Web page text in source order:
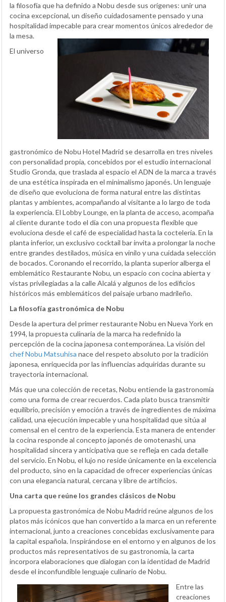
la filosofía que ha definido a Nobu desde sus orígenes: unir una
cocina excepcional, un diseño cuidadosamente pensado y una
hospitalidad impecable para crear momentos únicos alrededor de
la mesa.
El universo
gastronómico de Nobu Hotel Madrid se desarrolla en tres niveles
con personalidad propia, concebidos por el estudio internacional
Studio Gronda, que traslada al espacio el ADN de la marca a través
de una estética inspirada en el minimalismo japonés. Un lenguaje
de diseño que evoluciona de forma natural entre las distintas
plantas y ambientes, acompañando al visitante a lo largo de toda
la experiencia. El Lobby Lounge, en la planta de acceso, acompaña
al cliente durante todo el día con una propuesta flexible que
evoluciona desde el café de especialidad hasta la coctelería. En la
planta inferior, un exclusivo cocktail bar invita a prolongar la noche
entre grandes destilados, música en vinilo y una cuidada selección
de bocados. Coronando el recorrido, la planta superior alberga el
emblemático Restaurante Nobu, un espacio con cocina abierta y
vistas privilegiadas a la calle Alcalá y algunos de los edificios
históricos más emblemáticos del paisaje urbano madrileño.
La filosofía gastronómica de Nobu
Desde la apertura del primer restaurante Nobu en Nueva York en
1994, la propuesta culinaria de la marca ha redefinido la
percepción de la cocina japonesa contemporánea. La visión del
chef Nobu Matsuhisa nace del respeto absoluto por la tradición
japonesa, enriquecida por las influencias adquiridas durante su
trayectoria internacional.
Más que una colección de recetas, Nobu entiende la gastronomía
como una forma de crear recuerdos. Cada plato busca transmitir
equilibrio, precisión y emoción a través de ingredientes de máxima
calidad, una ejecución impecable y una hospitalidad que sitúa al
comensal en el centro de la experiencia. Esta manera de entender
la cocina responde al concepto japonés de omotenashi, una
hospitalidad sincera y anticipativa que se refleja en cada detalle
del servicio. En Nobu, el lujo no reside únicamente en la excelencia
del producto, sino en la capacidad de ofrecer experiencias únicas
con una elegancia natural, cercana y libre de artificios.
Una carta que reúne los grandes clásicos de Nobu
La propuesta gastronómica de Nobu Madrid reúne algunos de los
platos más icónicos que han convertido a la marca en un referente
internacional, junto a creaciones concebidas exclusivamente para
la capital española. Inspirándose en el entorno y en algunos de los
productos más representativos de su gastronomía, la carta
incorpora elaboraciones que dialogan con la identidad de Madrid
desde el inconfundible lenguaje culinario de Nobu.
Entre las
creaciones